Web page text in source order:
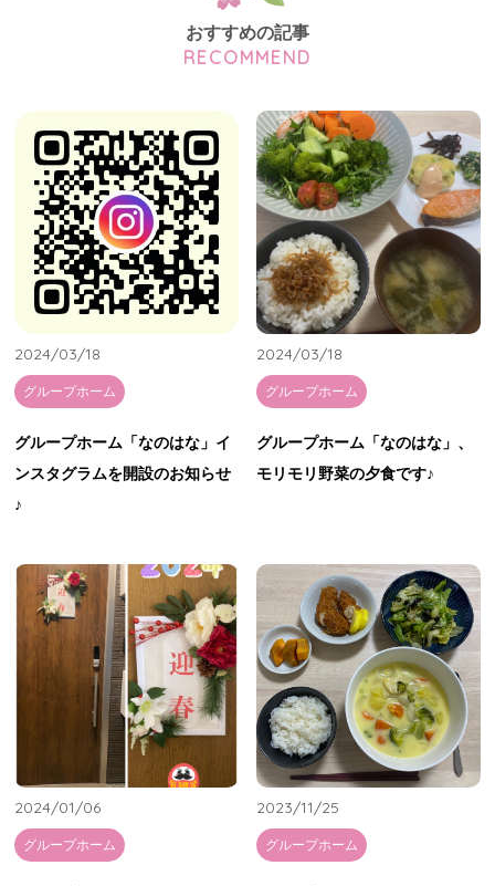
おすすめの記事
RECOMMEND
2024/03/18
グループホーム
グループホーム「なのはな」イ
ンスタグラムを開設のお知らせ
♪
2024/03/18
グループホーム
グループホーム「なのはな」、
モリモリ野菜の夕食です♪
2024/01/06
グループホーム
2023/11/25
グループホーム